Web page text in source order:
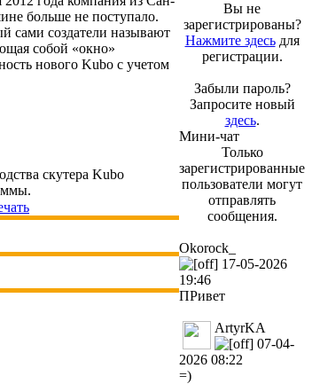
больше не поступало.
сами создатели называют
собой «окно»
нового Kubo с учетом
скутера Kubo
Вы не
зарегистрированы?
Нажмите здесьдля
регистрации.
Забыли пароль?
Запросите новый
здесь.
Мини-чат
Только
зарегистрированные
пользователи могут
отправлять
сообщения.
Okorock_
17-05-2026
19:46
ПРивет
ArtyrKA
07-04-
2026 08:22
=)